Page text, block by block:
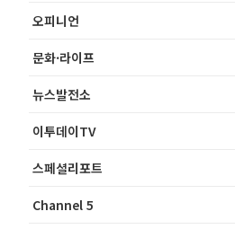
오피니언
문화·라이프
뉴스발전소
이투데이TV
스페셜리포트
Channel 5